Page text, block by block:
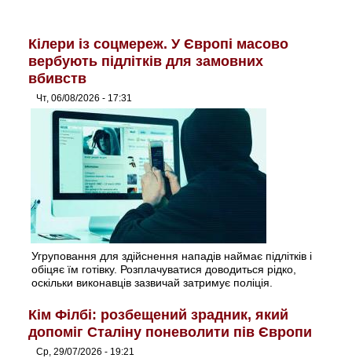
Кілери із соцмереж. У Європі масово
вербують підлітків для замовних
вбивств
Чт, 06/08/2026 - 17:31
Угруповання для здійснення нападів наймає підлітків і
обіцяє їм готівку. Розплачуватися доводиться рідко,
оскільки виконавців зазвичай затримує поліція.
Кім Філбі: розбещений зрадник, який
допоміг Сталіну поневолити пів Європи
Ср, 29/07/2026 - 19:21